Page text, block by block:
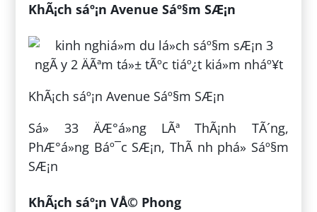
KhÃ¡ch sáº¡n Avenue Sáº§m SÆ¡n
KhÃ¡ch sáº¡n Avenue Sáº§m SÆ¡n
Sá» 33 ÄÆ°á»ng LÃª ThÃ¡nh TÃ´ng,
PhÆ°á»ng Báº¯c SÆ¡n, ThÃ nh phá» Sáº§m
SÆ¡n
KhÃ¡ch sáº¡n VÅ© Phong